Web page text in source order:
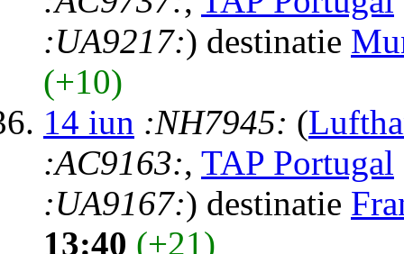
:UA9217:) destinatie
(+10)
14 iun :NH7945: (
:AC9163:, TAP Portugal
:UA9167:) destinatie
13:40 (+21)